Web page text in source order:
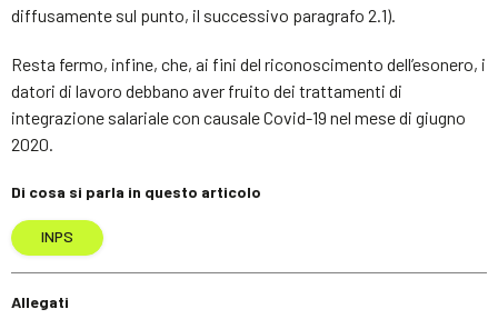
diffusamente sul punto, il successivo paragrafo 2.1).
Resta fermo, infine, che, ai fini del riconoscimento dell’esonero, i
datori di lavoro debbano aver fruito dei trattamenti di
integrazione salariale con causale Covid-19 nel mese di giugno
2020.
Di cosa si parla in questo articolo
INPS
Allegati